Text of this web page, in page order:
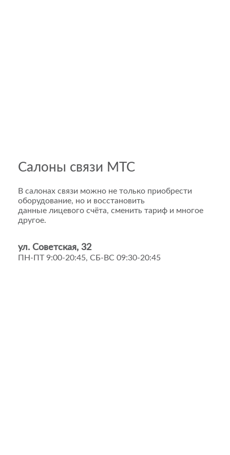
Салоны связи МТС
В салонах связи можно не только приобрести
оборудование, но и восстановить
данные лицевого счёта, сменить тариф и многое
другое.
ул. Советская, 32
ПН-ПТ 9:00-20:45, СБ-ВС 09:30-20:45